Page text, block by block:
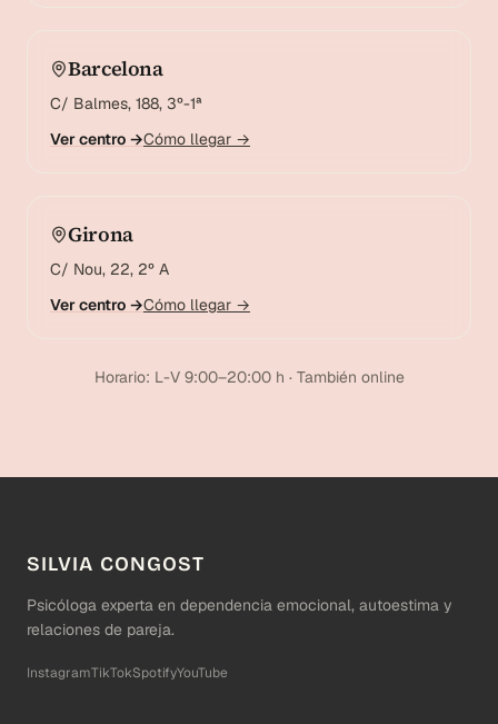
Barcelona
C/ Balmes, 188, 3º-1ª
Ver centro →Cómo llegar →
Girona
C/ Nou, 22, 2º A
Ver centro →Cómo llegar →
Horario: L-V 9:00–20:00 h · También online
SILVIA CONGOST
Psicóloga experta en dependencia emocional, autoestima y
relaciones de pareja.
InstagramTikTokSpotifyYouTube